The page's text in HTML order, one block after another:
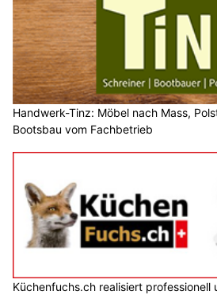
Handwerk-Tinz: Möbel nach Mass,
Bootsbau vom Fachbetrieb
Küchenfuchs.ch realisiert professionell